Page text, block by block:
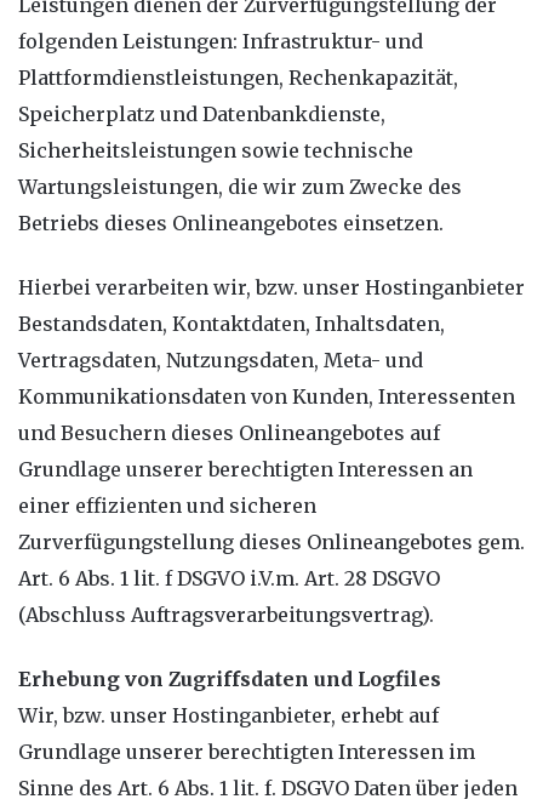
Leistungen dienen der Zurverfügungstellung der
folgenden Leistungen: Infrastruktur- und
Plattformdienstleistungen, Rechenkapazität,
Speicherplatz und Datenbankdienste,
Sicherheitsleistungen sowie technische
Wartungsleistungen, die wir zum Zwecke des
Betriebs dieses Onlineangebotes einsetzen.
Hierbei verarbeiten wir, bzw. unser Hostinganbieter
Bestandsdaten, Kontaktdaten, Inhaltsdaten,
Vertragsdaten, Nutzungsdaten, Meta- und
Kommunikationsdaten von Kunden, Interessenten
und Besuchern dieses Onlineangebotes auf
Grundlage unserer berechtigten Interessen an
einer effizienten und sicheren
Zurverfügungstellung dieses Onlineangebotes gem.
Art. 6 Abs. 1 lit. f DSGVO i.V.m. Art. 28 DSGVO
(Abschluss Auftragsverarbeitungsvertrag).
Erhebung von Zugriffsdaten und Logfiles
Wir, bzw. unser Hostinganbieter, erhebt auf
Grundlage unserer berechtigten Interessen im
Sinne des Art. 6 Abs. 1 lit. f. DSGVO Daten über jeden